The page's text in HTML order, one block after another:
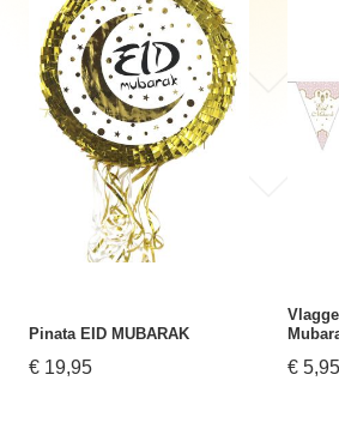
Pinata EID MUBARAK
€ 19,95 € 5,95